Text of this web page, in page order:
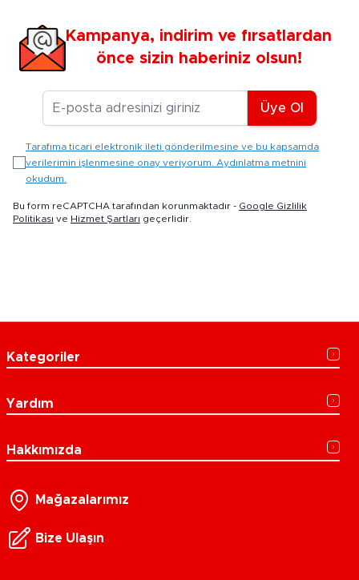
Kampanya, indirim ve fırsatlardan
önce sizin haberiniz olsun!
E-posta Adresiniz
Üye Ol
Tarafıma ticari elektronik ileti gönderilmesine ve bu kapsamda
verilerimin işlenmesine onay veriyorum. Aydınlatma metnini
okudum.
Bu form reCAPTCHA tarafından korunmaktadır - Google Gizlilik
Politikası ve Hizmet Şartları geçerlidir.
Kategoriler
Yardım
Hakkımızda
Mağazalarımız
Bize Ulaşın